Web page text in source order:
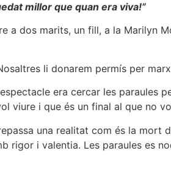
millor que quan era viva!”
a dos marits, un fill, a la Marilyn
li donarem permís per
era cercar les paraules
viure i que és un final al que no
una realitat com és la mort
rigor i valentia. Les paraules es